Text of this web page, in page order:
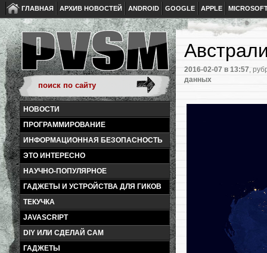
ГЛАВНАЯ АРХИВ НОВОСТЕЙ ANDROID GOOGLE APPLE
НОВОСТИ
ПРОГРАММИРОВАНИЕ
ИНФОРМАЦИОННАЯ БЕЗОПАСНОСТЬ
ЭТО ИНТЕРЕСНО
НАУЧНО-ПОПУЛЯРНОЕ
ГАДЖЕТЫ И УСТРОЙСТВА ДЛЯ ГИКОВ
ТЕКУЧКА
JAVASCRIPT
DIY ИЛИ СДЕЛАЙ САМ
ГАДЖЕТЫ
2016-02-07 в 13:57,
данных